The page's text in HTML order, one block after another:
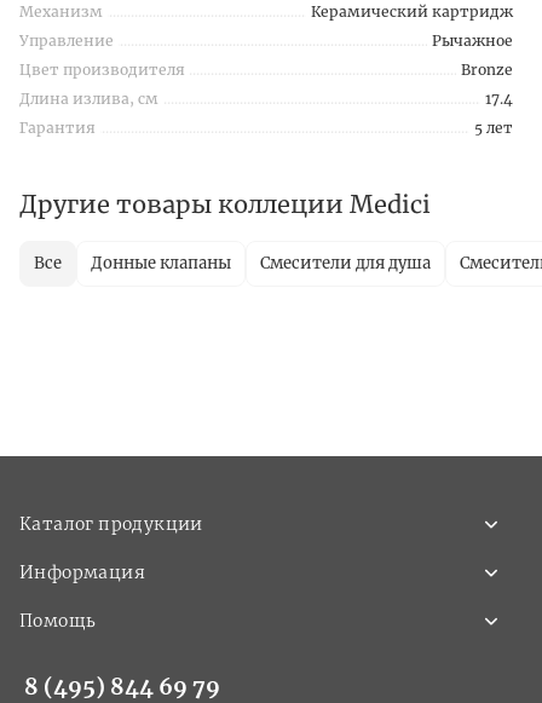
Механизм
Керамический картридж
Управление
Рычажное
Цвет производителя
Bronze
Длина излива, см
17.4
Гарантия
5 лет
Другие товары коллеции Medici
Все Донные клапаны Смесители для душа
Каталог продукции
Информация
Помощь
8 (495) 844 69 79